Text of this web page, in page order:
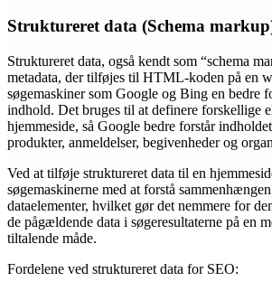
Struktureret data (Schema
Struktureret data, også kendt som “schema
metadata, der tilføjes til HTML-koden på en
søgemaskiner som Google og Bing en bedre
indhold. Det bruges til at definere forskellige
hjemmeside, så Google bedre forstår
produkter, anmeldelser, begivenheder og
Ved at tilføje struktureret data til en
søgemaskinerne med at forstå
dataelementer, hvilket gør det nemmere for
de pågældende data i søgeresultaterne på en
tiltalende måde.
Fordelene ved struktureret data for SEO: